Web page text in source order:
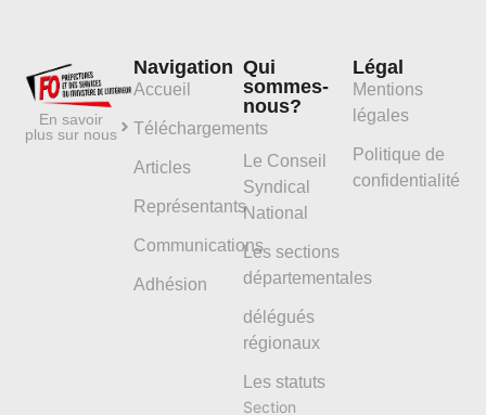
En savoir
plus sur nous
Navigation
Accueil
Téléchargements
Articles
Représentants
Communications
Adhésion
Qui
sommes-
nous?
Le Conseil
Syndical
National
Les sections
départementales
délégués
régionaux
Les statuts
Section
Légal
Mentions
légales
Politique de
confidentialité